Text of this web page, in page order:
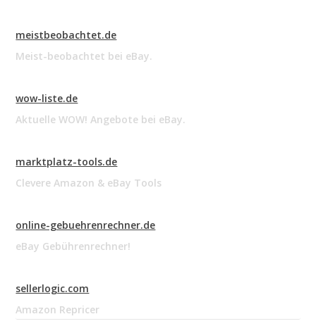
meistbeobachtet.de
Meist-beobachtet bei eBay.
wow-liste.de
Aktuelle WOW! Angebote bei eBay.
marktplatz-tools.de
Clevere Amazon & eBay Tools
online-gebuehrenrechner.de
eBay Gebührenrechner!
sellerlogic.com
Amazon Repricer